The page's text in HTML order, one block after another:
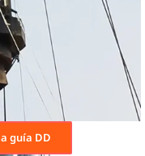
guía DD